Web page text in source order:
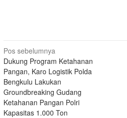
Navigasi
pos
Pos sebelumnya
Dukung Program Ketahanan
Pangan, Karo Logistik Polda
Bengkulu Lakukan
Groundbreaking Gudang
Ketahanan Pangan Polri
Kapasitas 1.000 Ton